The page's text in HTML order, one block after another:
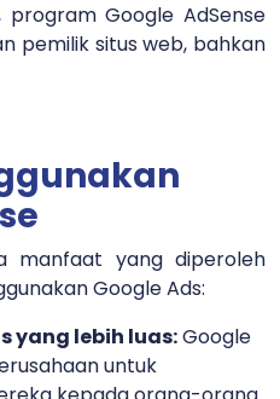
program Google AdSense
pemilik situs web, bahkan
manfaat yang diperoleh
Google Ads:
yang lebih luas:Google
untuk